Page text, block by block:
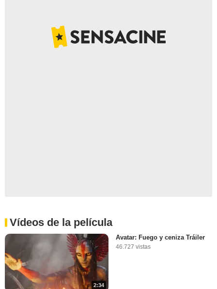
Vídeos de la película
2:34
Avatar: Fuego y ceniza Tráiler
46.727 vistas